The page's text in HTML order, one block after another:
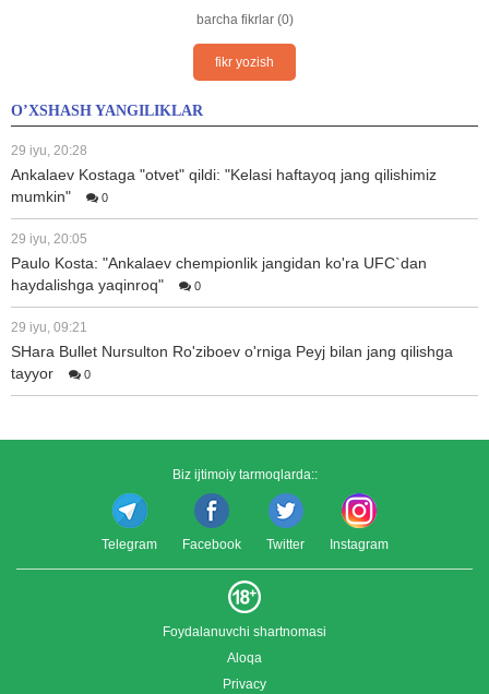
barcha fikrlar (0)
fikr yozish
O’XSHASH YANGILIKLAR
29 iyu, 20:28
Ankalaev Kostaga "otvet" qildi: "Kelasi haftayoq jang qilishimiz
mumkin"
0
29 iyu, 20:05
Paulo Kosta: "Ankalaev chempionlik jangidan ko'ra UFC`dan
haydalishga yaqinroq"
0
29 iyu, 09:21
SHara Bullet Nursulton Ro'ziboev o'rniga Peyj bilan jang qilishga
tayyor
0
Biz ijtimoiy tarmoqlarda::
Telegram Facebook Twitter Instagram
Foydalanuvchi shartnomasi
Aloqa
Privacy